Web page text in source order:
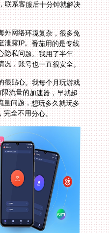
外网络环境复杂，很多免
泄露IP。番茄用的是专线
隐私问题。我用了半年
况，账号也一直很安全。
很贴心。我每个月玩游戏
流量的加速器，早就超
量问题，想玩多久就玩多
完全不用分心。